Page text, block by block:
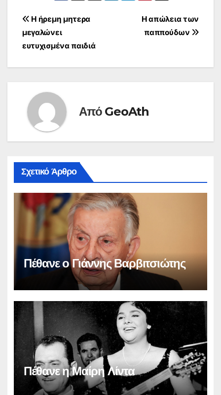
Πλοήγηση
άρθρων
Η απώλεια των
παππούδων
Η ήρεμη μητερα
μεγαλώνει
ευτυχισμένα παιδιά
Από GeoAth
Σχετικό Άρθρο
Πέθανε ο Γιάννης Βαρβιτσιώτης
Πέθανε η Μαίρη Λίντα